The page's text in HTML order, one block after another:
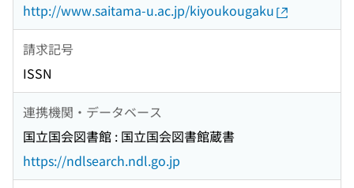
http://www.saitama-u.ac.jp/kiyoukougaku
請求記号
ISSN
連携機関・データベース
国立国会図書館 : 国立国会図書館蔵書
https://ndlsearch.ndl.go.jp